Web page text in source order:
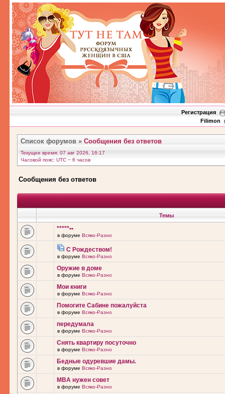
Регистрация
Filimon
Список форумов » Сообщения без ответов
Текущее время: 07 авг 2026, 16:17
Часовой пояс: UTC − 6 часов
Сообщения без ответов
Темы
*****••
в форуме Всяко-Разно
С Рождеством!
в форуме Всяко-Разно
Оружие в доме
в форуме Всяко-Разно
Мои книги
в форуме Всяко-Разно
Помогите Сабине пожалуйста
в форуме Всяко-Разно
передумала
в форуме Всяко-Разно
Снять квартиру посуточно
в форуме Всяко-Разно
Бедные одуревшие дамы.
в форуме Всяко-Разно
MBA нужен совет
в форуме Всяко-Разно